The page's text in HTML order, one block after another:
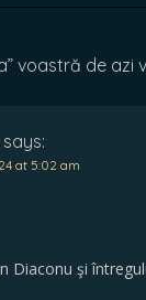
voastră de
says:
at 5:02 am
Diaconu şi